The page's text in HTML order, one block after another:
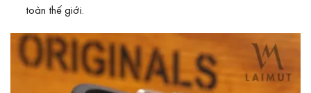
toàn thế giới.